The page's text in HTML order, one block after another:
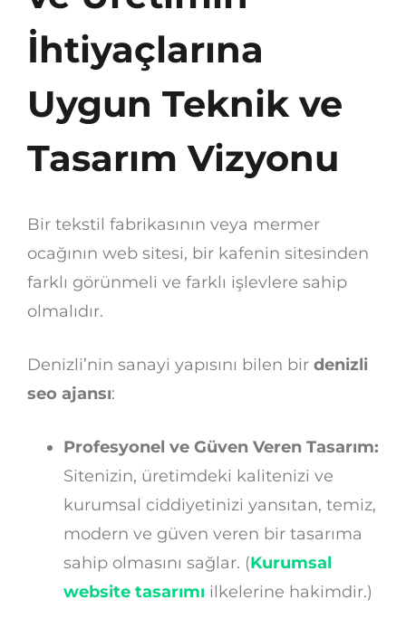
İhtiyaçlarına
Uygun Teknik ve
Tasarım Vizyonu
Bir tekstil fabrikasının veya mermer
ocağının web sitesi, bir kafenin sitesinden
farklı görünmeli ve farklı işlevlere sahip
olmalıdır.
Denizli’nin sanayi yapısını bilen bir denizli
seo ajansı:
Profesyonel ve Güven Veren Tasarım:
Sitenizin, üretimdeki kalitenizi ve
kurumsal ciddiyetinizi yansıtan, temiz,
modern ve güven veren bir tasarıma
sahip olmasını sağlar. (Kurumsal
website tasarımı ilkelerine hakimdir.)